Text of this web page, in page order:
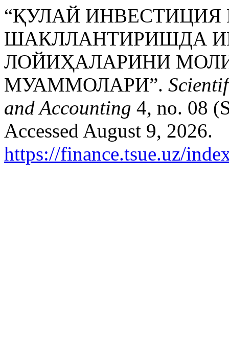
“ҚУЛАЙ
ШАКЛЛАНТИРИШДА
ЛОЙИҲАЛАРИНИ
МУАММОЛАРИ”.
and Accounting 4, no. 08
Accessed August 9, 2026.
https://finance.tsue.uz/